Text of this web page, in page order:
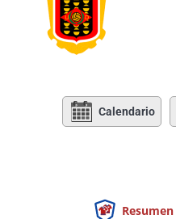
Calendario
Resumen